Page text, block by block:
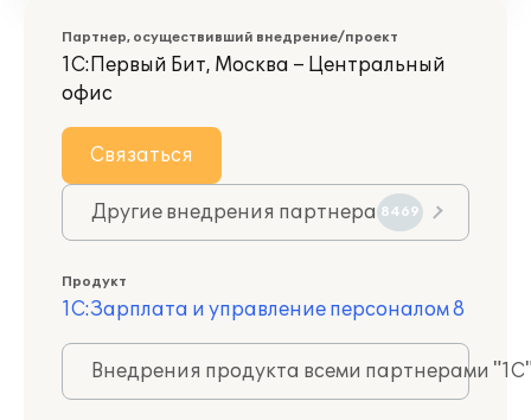
Партнер, осуществивший внедрение/проект
1С:Первый Бит, Москва – Центральный
офис
Связаться
Другие внедрения партнера 8469
Продукт
1С:Зарплата и управление персоналом 8
Внедрения продукта всеми партнерами